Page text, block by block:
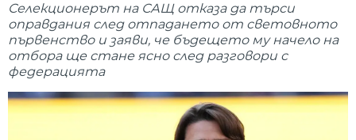
Селекционерът на САЩ отказа да търси
оправдания след отпадането от световното
първенство и заяви, че бъдещето му начело на
отбора ще стане ясно след разговори с
федерацията